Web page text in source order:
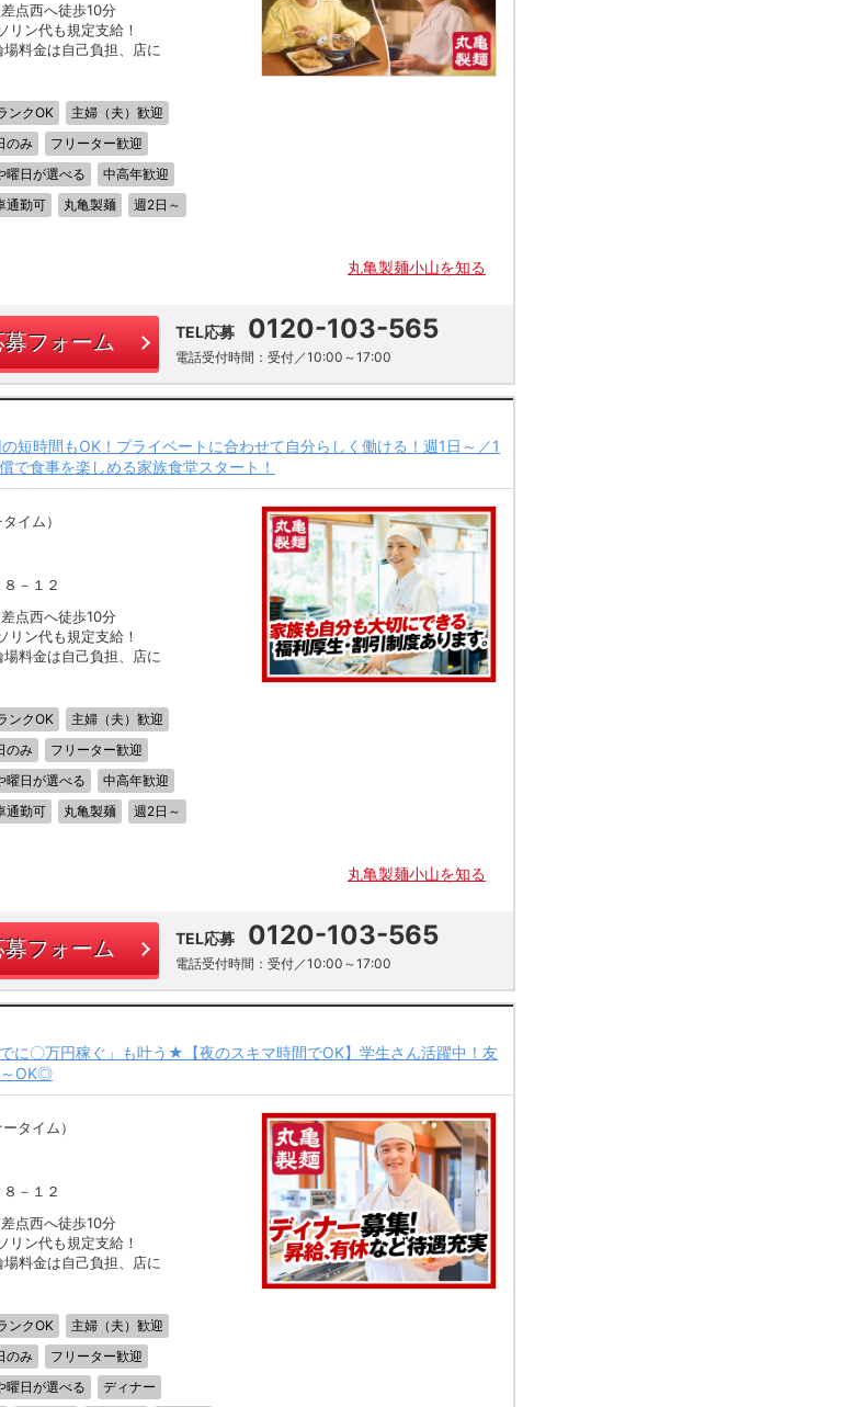
点西へ徒歩10分
ン代も規定支給！
料金は自己負担、店に
ンクOK
主婦（夫）歓迎
のみ
フリーター歓迎
曜日が選べる
中高年歓迎
通勤可 丸亀製麺 週2日～
丸亀製麺小山を知る
募フォーム TEL応募 0120-103-565
電話受付時間：受付／10:00～17:00
短時間もOK！プライベートに合わせて自分らしく働ける！週1日～／1
食事を楽しめる家族食堂スタート！
イム）
－１２
点西へ徒歩10分
ン代も規定支給！
料金は自己負担、店に
ンクOK
主婦（夫）歓迎
のみ
フリーター歓迎
曜日が選べる
中高年歓迎
通勤可 丸亀製麺 週2日～
丸亀製麺小山を知る
募フォーム TEL応募 0120-103-565
電話受付時間：受付／10:00～17:00
に〇万円稼ぐ」も叶う★【夜のスキマ時間でOK】学生さん活躍中！友
～OK◎
タイム）
－１２
点西へ徒歩10分
ン代も規定支給！
料金は自己負担、店に
ンクOK
主婦（夫）歓迎
のみ
フリーター歓迎
曜日が選べる
ディナー